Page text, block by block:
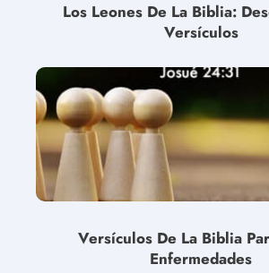
Los Leones De La Biblia:
Versículos
Versículos De La Biblia
Enfermedades